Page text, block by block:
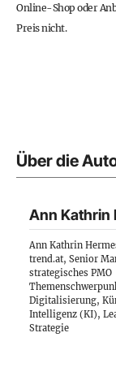
Online-Shop oder
Preis nicht.
Über die
Ann Kathrin
Ann Kathrin
trend.at, Senior
strategisches PMO
Digitalisierung,
Intelligenz (KI),
Strategie